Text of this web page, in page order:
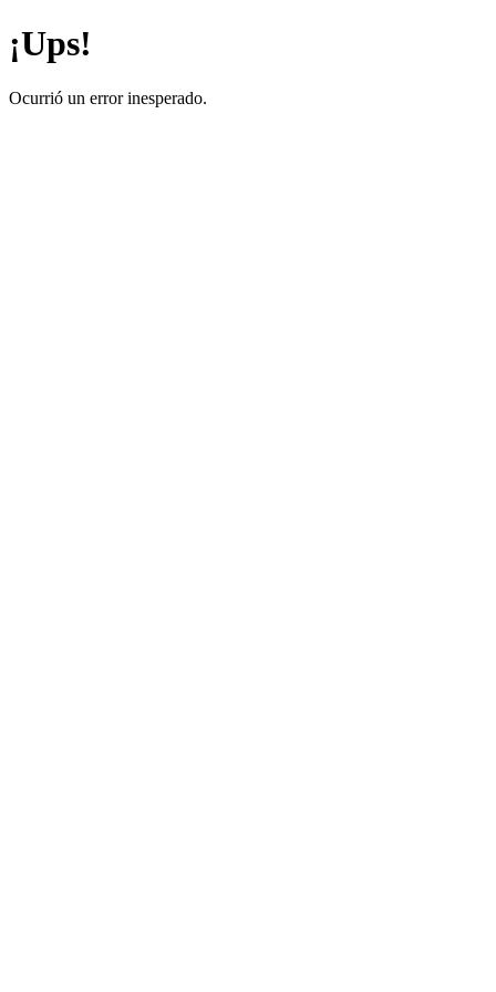
¡Ups!
Ocurrió un error inesperado.